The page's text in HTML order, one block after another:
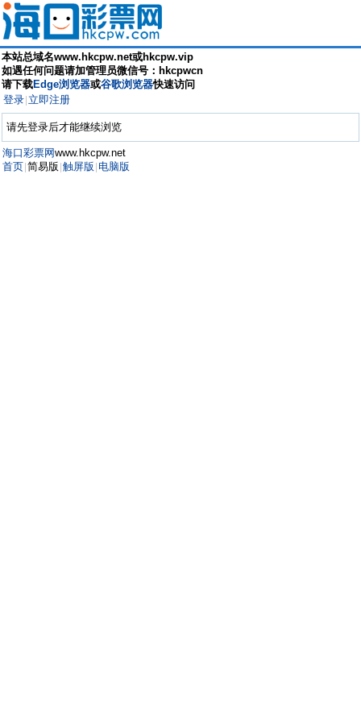
本站总域名www.hkcpw.net或hkcpw.vip
如遇任何问题请加管理员微信号：hkcpwcn
请下载Edge浏览器或谷歌浏览器快速访问
登录 立即注册
请先登录后才能继续浏览
海口彩票网www.hkcpw.net
首页 简易版 触屏版 电脑版